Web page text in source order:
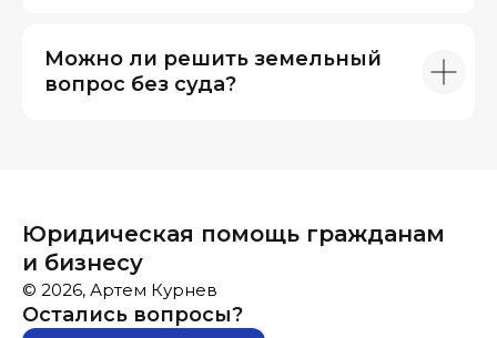
Можно ли решить земельный
вопрос без суда?
Юридическая помощь гражданам
и бизнесу
© 2026, Артем Курнев
Остались вопросы?